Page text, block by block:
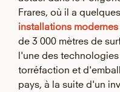
Frares, où il a
installations modernes
de 3 000 mètres de
l'une des
torréfaction et
pays, à la suite d'un